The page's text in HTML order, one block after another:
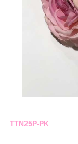
TTN25P-PK